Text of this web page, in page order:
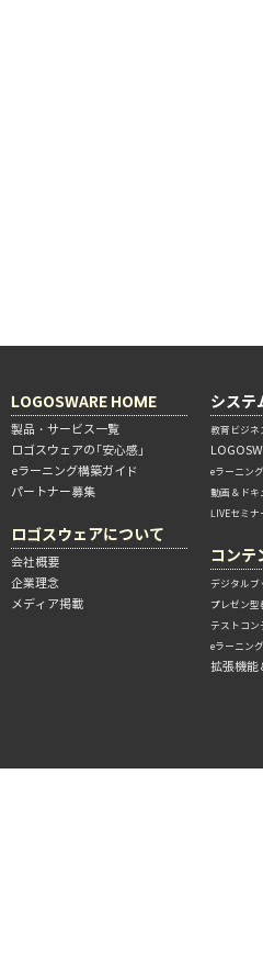
LOGOSWARE HOME
製品・サービス一覧
ロゴスウェアの「安心感」
eラーニング構築ガイド
パートナー募集
ロゴスウェアについて
会社概要
企業理念
メディア掲載
システ
教育ビジネ
eラーニン
動画＆ドキ
LIVEセミナ
コンテ
デジタルブ
プレゼン型
テストコン
eラーニン
拡張機能